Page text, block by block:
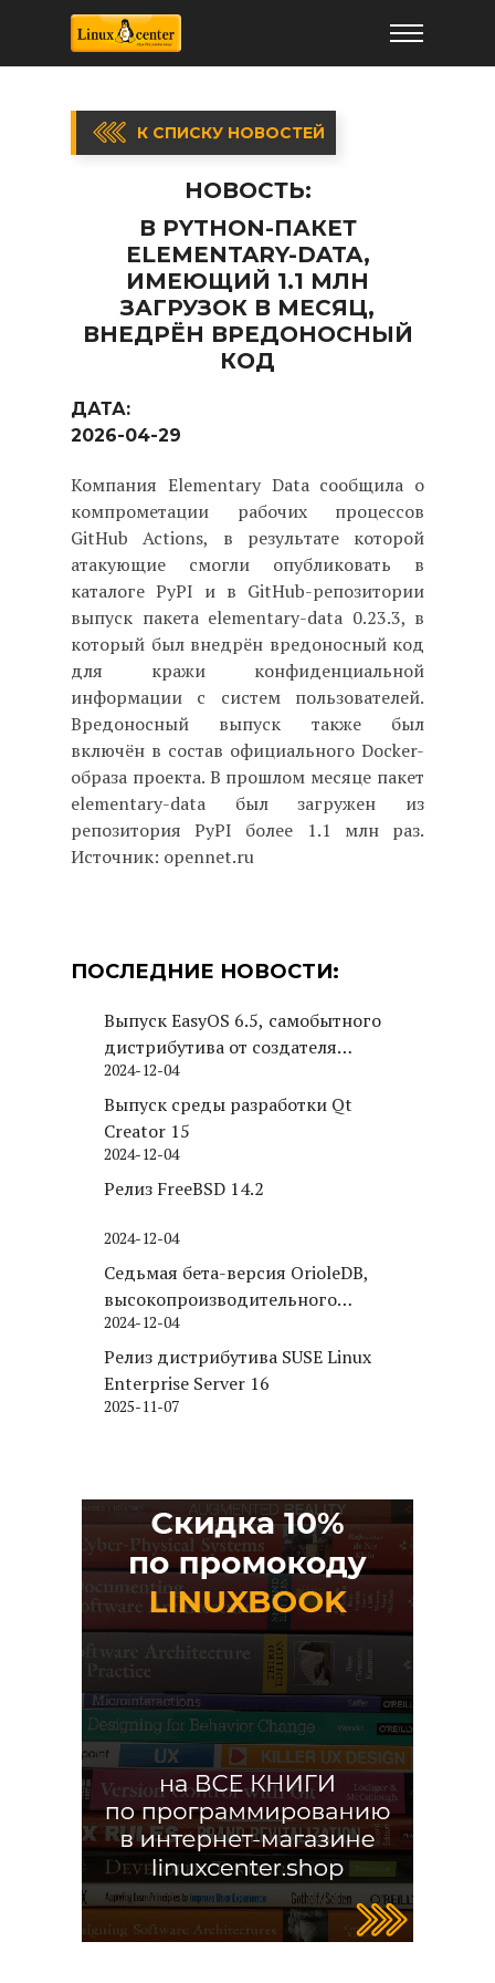
К СПИСКУ НОВОСТЕЙ
НОВОСТЬ:
В PYTHON-ПАКЕТ
ELEMENTARY-DATA,
ИМЕЮЩИЙ 1.1 МЛН
ЗАГРУЗОК В МЕСЯЦ,
ВНЕДРЁН ВРЕДОНОСНЫЙ
КОД
ДАТА:
2026-04-29
Компания Elementary Data сообщила о
компрометации рабочих процессов
GitHub Actions, в результате которой
атакующие смогли опубликовать в
каталоге PyPI и в GitHub-репозитории
выпуск пакета elementary-data 0.23.3, в
который был внедрён вредоносный код
для кражи конфиденциальной
информации с систем пользователей.
Вредоносный выпуск также был
включён в состав официального Docker-
образа проекта. В прошлом месяце пакет
elementary-data был загружен из
репозитория PyPI более 1.1 млн раз.
Источник: opennet.ru
ПОСЛЕДНИЕ НОВОСТИ:
Выпуск EasyOS 6.5, самобытного
дистрибутива от создателя
Puppy Linux
2024-12-04
Выпуск среды разработки Qt
Creator 15
2024-12-04
Релиз FreeBSD 14.2
2024-12-04
Седьмая бета-версия OrioleDB,
высокопроизводительного
движка хранения для PostgreSQL
2024-12-04
Релиз дистрибутива SUSE Linux
Enterprise Server 16
2025-11-07